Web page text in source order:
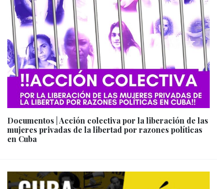
Documentos | Acción colectiva por la liberación de las
mujeres privadas de la libertad por razones políticas
en Cuba